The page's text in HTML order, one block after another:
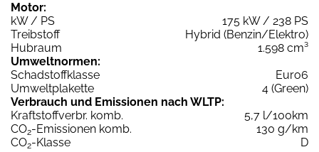
Motor:
kW / PS
175 kW / 238 PS
Treibstoff
Hybrid (Benzin/Elektro)
Hubraum
1.598 cm³
Umweltnormen:
Schadstoffklasse
Euro6
Umweltplakette
4 (Green)
Verbrauch und Emissionen nach WLTP:
Kraftstoffverbr. komb.
5,7 l/100km
CO2-Emissionen komb.
130 g/km
CO2-Klasse
D